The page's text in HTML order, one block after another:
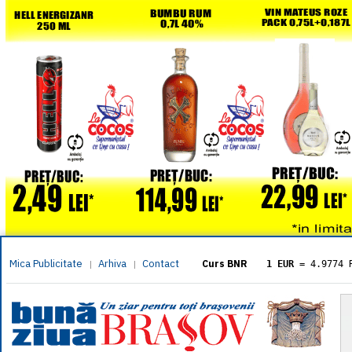
Mica Publicitate | Arhiva | Contact Curs BNR 1 EUR = 4.9774
= 5.8304
1 XAU= 464.4611
1 AED= 1.1933
1 AUD= 2.7957
1 BGN= 2.5449